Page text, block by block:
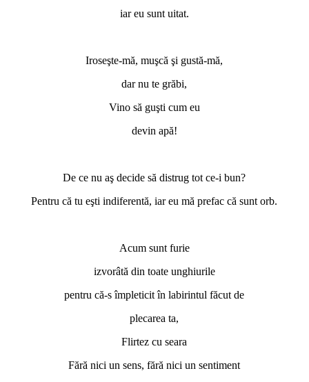
iar eu sunt uitat.
Iroseşte-mă, muşcă şi gustă-mă,
dar nu te grăbi,
Vino să guşti cum eu
devin apă!
De ce nu aş decide să distrug tot ce-i bun?
Pentru că tu eşti indiferentă, iar eu mă prefac că sunt orb.
Acum sunt furie
izvorâtă din toate unghiurile
pentru că-s împleticit în labirintul făcut de
plecarea ta,
Flirtez cu seara
Fără nici un sens, fără nici un sentiment